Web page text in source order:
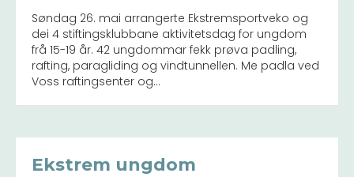
Søndag 26. mai arrangerte Ekstremsportveko og
dei 4 stiftingsklubbane aktivitetsdag for ungdom
frå 15-19 år. 42 ungdommar fekk prøva padling,
rafting, paragliding og vindtunnellen. Me padla ved
Voss raftingsenter og…
Ekstrem ungdom